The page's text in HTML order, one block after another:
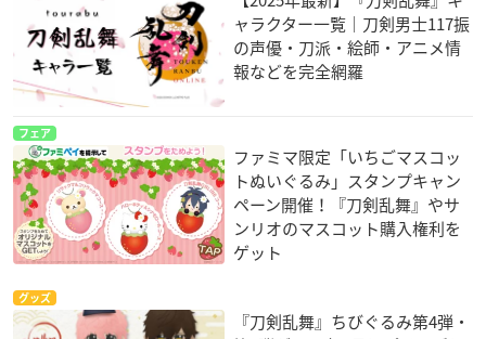
ャラクター一覧｜刀剣男士117振
の声優・刀派・絵師・アニメ情
報などを完全網羅
フェア
ファミマ限定「いちごマスコッ
トぬいぐるみ」スタンプキャン
ペーン開催！『刀剣乱舞』やサ
ンリオのマスコット購入権利を
ゲット
グッズ
『刀剣乱舞』ちびぐるみ第4弾・